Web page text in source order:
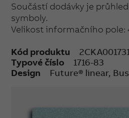
Součástí dodávky je
symboly.
Velikost informačního pole:
Kód produktu
Typové číslo
1716-83
Design
Future® linear,